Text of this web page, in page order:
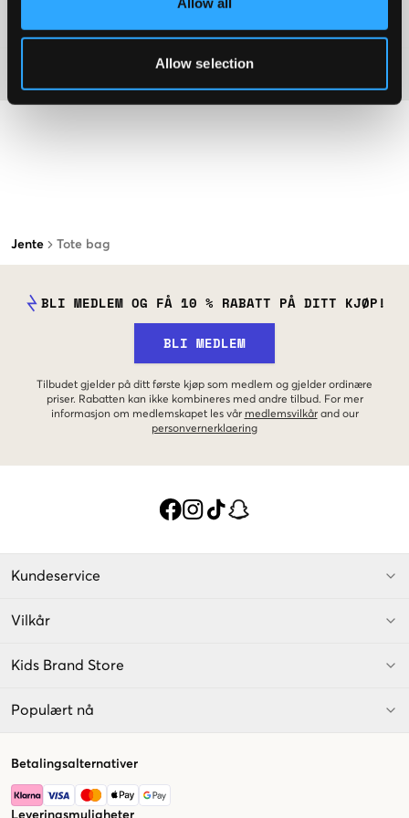
Allow selection
Jente Tote bag
BLI MEDLEM OG FÅ 10 % RABATT PÅ DITT KJØP!
BLI MEDLEM
Tilbudet gjelder på ditt første kjøp som medlem og gjelder ordinære
priser. Rabatten kan ikke kombineres med andre tilbud. For mer
informasjon om medlemskapet les vår medlemsvilkår and our
personvernerklaering
Kundeservice
Vilkår
Kids Brand Store
Populært nå
Betalingsalternativer
Leveringsmuligheter